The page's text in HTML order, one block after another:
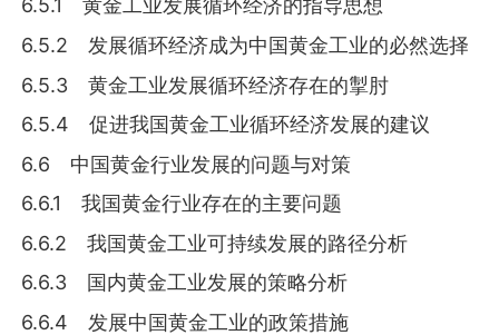
6.5.1 黄金工业发展循环经济的指导思想
6.5.2 发展循环经济成为中国黄金工业的必然选择
6.5.3 黄金工业发展循环经济存在的掣肘
6.5.4 促进我国黄金工业循环经济发展的建议
6.6 中国黄金行业发展的问题与对策
6.6.1 我国黄金行业存在的主要问题
6.6.2 我国黄金工业可持续发展的路径分析
6.6.3 国内黄金工业发展的策略分析
6.6.4 发展中国黄金工业的政策措施